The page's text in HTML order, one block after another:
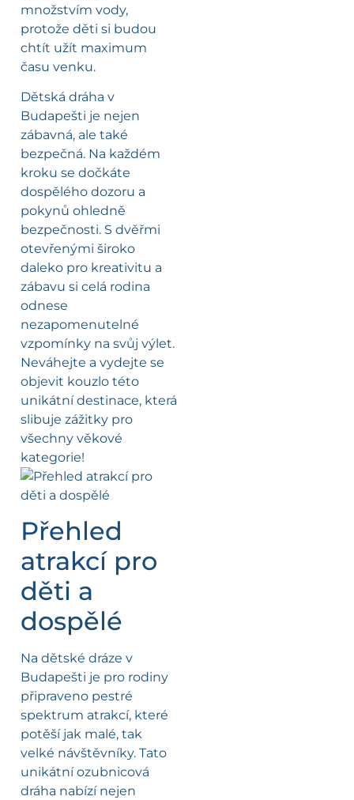
množstvím vody,
protože děti si budou
chtít užít maximum
času venku.
Dětská dráha v
Budapešti je nejen
zábavná, ale také
bezpečná. Na každém
kroku se dočkáte
dospělého dozoru a
pokynů ohledně
bezpečnosti. S dvěřmi
otevřenými široko
daleko pro kreativitu a
zábavu si celá rodina
odnese
nezapomenutelné
vzpomínky na svůj výlet.
Neváhejte a vydejte se
objevit kouzlo této
unikátní destinace, která
slibuje zážitky pro
všechny věkové
kategorie!
Přehled
atrakcí pro
děti a
dospělé
Na dětské dráze v
Budapešti je pro rodiny
připraveno pestré
spektrum atrakcí, které
potěší jak malé, tak
velké návštěvníky. Tato
unikátní ozubnicová
dráha nabízí nejen